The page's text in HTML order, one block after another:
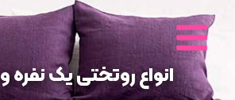
پرش
محتوا
انواع روتختی یک نفره